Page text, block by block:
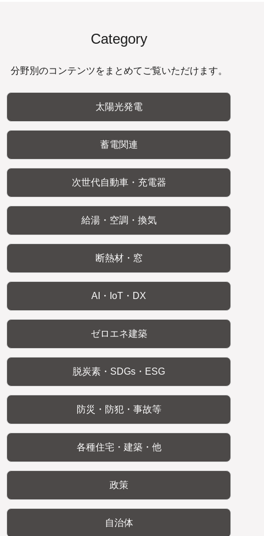
Category
分野別のコンテンツをまとめてご覧いただけます。
太陽光発電
蓄電関連
次世代自動車・充電器
給湯・空調・換気
断熱材・窓
AI・IoT・DX
ゼロエネ建築
脱炭素・SDGs・ESG
防災・防犯・事故等
各種住宅・建築・他
政策
自治体